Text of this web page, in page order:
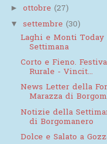
►ottobre(27)
▼settembre(30)
Laghi e Monti Today
Settimana
Corto e Fieno.
Rurale - Vincit...
News Letter della
Marazza di
Notizie della
di Borgomanero
Dolce e Salato a